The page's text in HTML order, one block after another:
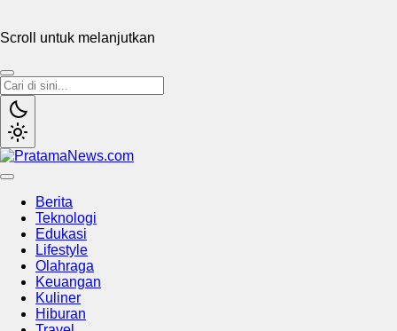
Scroll untuk melanjutkan
Berita
Teknologi
Edukasi
Lifestyle
Olahraga
Keuangan
Kuliner
Hiburan